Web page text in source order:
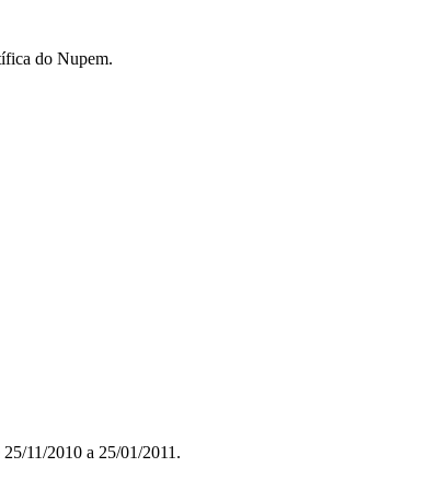
do Nupem.
11/2010 a 25/01/2011.